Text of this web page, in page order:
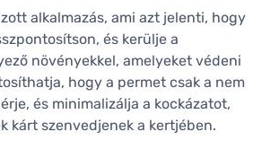
alkalmazás, ami azt jelenti, hogy
és kerülje a
növényekkel, amelyeket védeni
hogy a permet csak a nem
és minimalizálja a kockázatot,
kárt szenvedjenek a kertjében.